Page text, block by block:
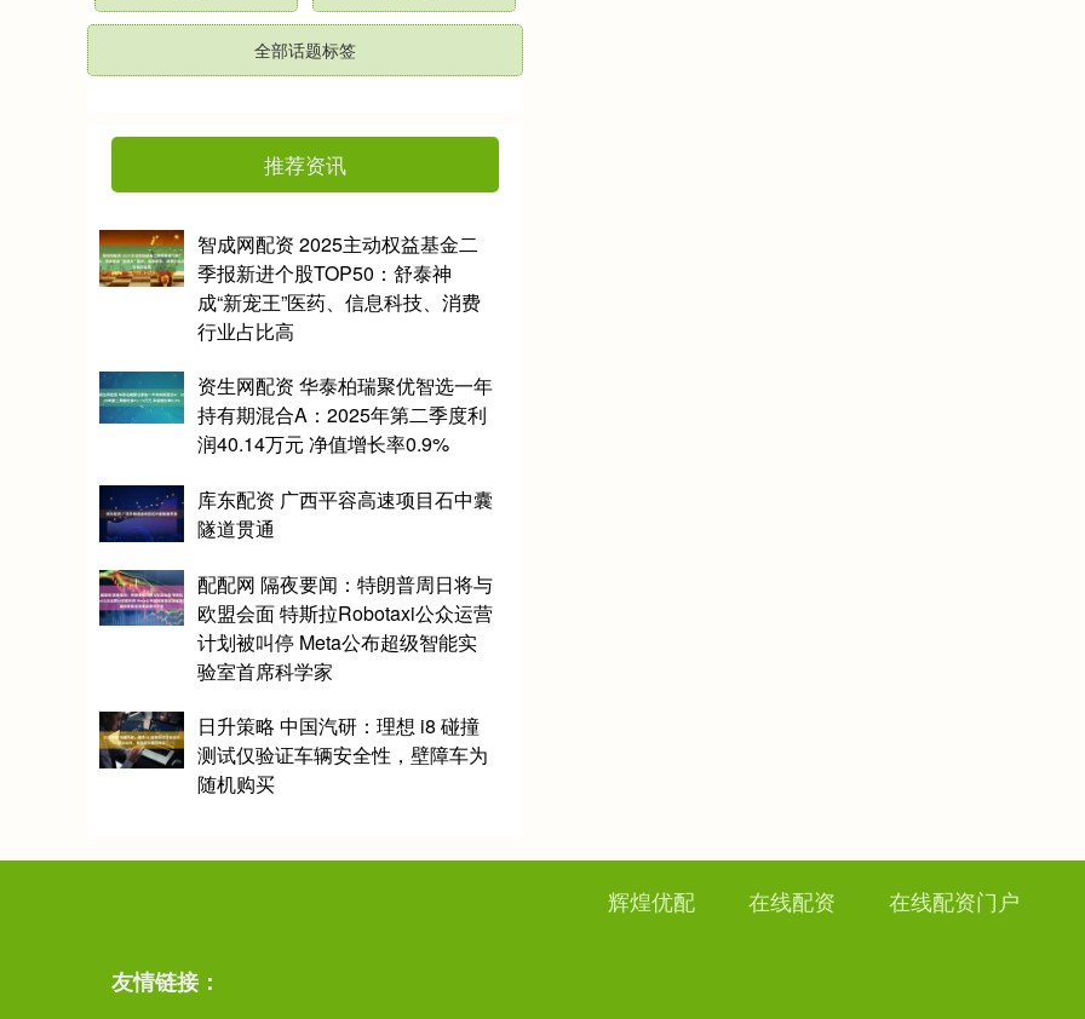
全部话题标签
推荐资讯
智成网配资 2025主动权益基金二
季报新进个股TOP50：舒泰神
成“新宠王”医药、信息科技、消费
行业占比高
资生网配资 华泰柏瑞聚优智选一年
持有期混合A：2025年第二季度利
润40.14万元 净值增长率0.9%
库东配资 广西平容高速项目石中囊
隧道贯通
配配网 隔夜要闻：特朗普周日将与
欧盟会面 特斯拉Robotaxi公众运营
计划被叫停 Meta公布超级智能实
验室首席科学家
日升策略 中国汽研：理想 i8 碰撞
测试仅验证车辆安全性，壁障车为
随机购买
辉煌优配 在线配资 在线配资门户
友情链接：